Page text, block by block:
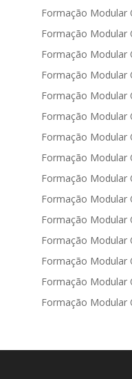
Formação Modular
Formação Modular
Formação Modular
Formação Modular
Formação Modular
Formação Modular
Formação Modular
Formação Modular
Formação Modular
Formação Modular
Formação Modular
Formação Modular
Formação Modular
Formação Modular
Formação Modular